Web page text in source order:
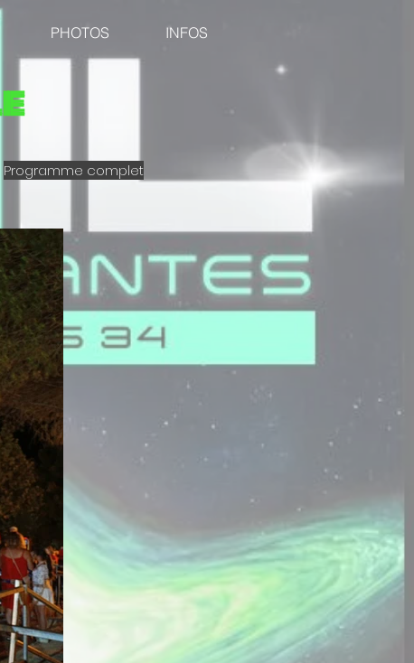
PHOTOS INFOS
Programme complet